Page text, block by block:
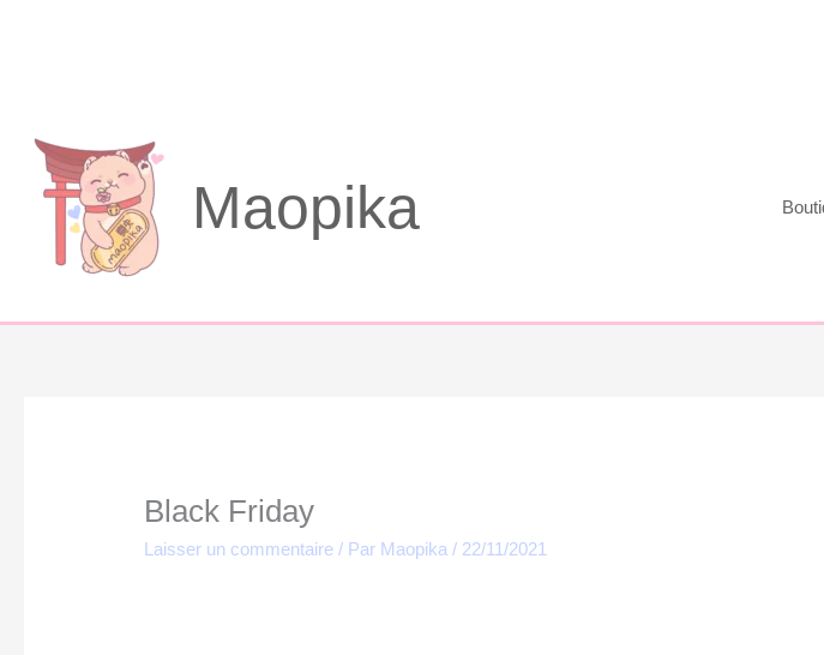
Maopika
Black Friday
Laisser un commentaire / Par Maopika/ 22/11/2021